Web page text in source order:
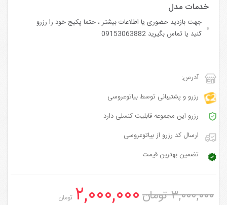
جهت بازدید حضوری یا اطلاعات بیشتر ، حتما پکیج خود را رزرو
کنید یا تماس بگیرید 09153063882
آدرس:
رزرو و پشتیبانی توسط بیاتوعروسی
رزرو این مجموعه قابلیت کنسلی دارد
ارسال کد رزرو از بیاتوعروسی
تضمین بهترین قیمت
۳,۰۰۰,۰۰۰ تومان ۲,۰۰۰,۰۰۰ تومان